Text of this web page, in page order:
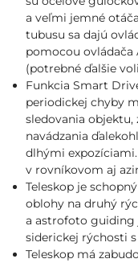
a veľmi jemné
tubusu sa dajú
pomocou ovládača
(potrebné ďalšie
Funkcia Smart
periodickej chyby
sledovania
navádzania
dlhými
v rovníkovom aj
Teleskop je
oblohy na druhý
a astrofoto guiding
siderickej rýchosti
Teleskop má